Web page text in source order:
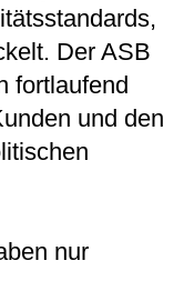
Der ASB
fortlaufend
und den
nur